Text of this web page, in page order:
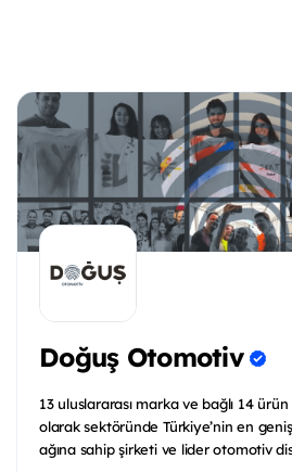
Doğuş Otomotiv
13 uluslararası marka ve bağlı 14
olarak sektöründe Türkiye’nin en
ağına sahip şirketi ve lider otomotiv